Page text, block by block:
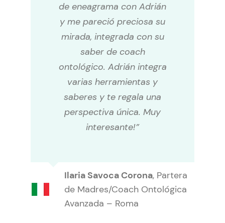
de eneagrama con Adrián
y me pareció preciosa su
mirada, integrada con su
saber de coach
ontológico. Adrián integra
varias herramientas y
saberes y te regala una
perspectiva única. Muy
interesante!”
Ilaria Savoca Corona, Partera
de Madres/Coach Ontológica
Avanzada – Roma